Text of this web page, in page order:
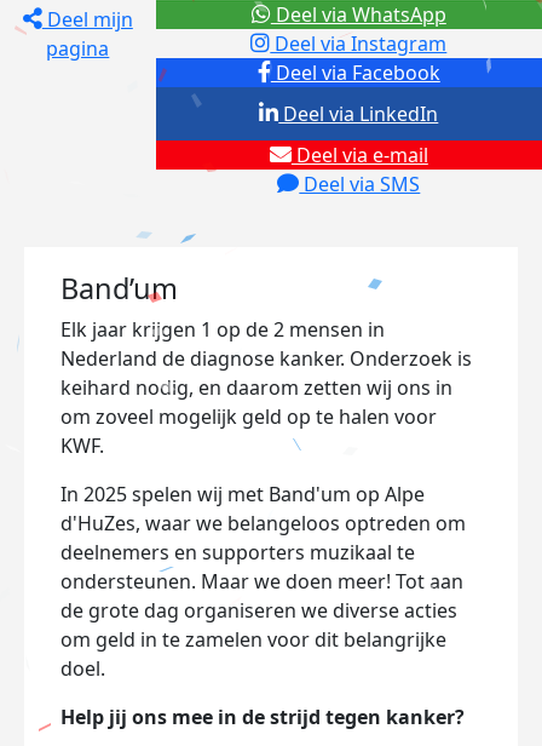
Deel mijn
pagina
Deel via Facebook
Deel via Instagram
Deel via e-mail
Deel via SMS
Deel via LinkedIn
Deel via WhatsApp
Band’um
Elk jaar krijgen 1 op de 2 mensen in
Nederland de diagnose kanker. Onderzoek is
keihard nodig, en daarom zetten wij ons in
om zoveel mogelijk geld op te halen voor
KWF.
In 2025 spelen wij met Band'um op Alpe
d'HuZes, waar we belangeloos optreden om
deelnemers en supporters muzikaal te
ondersteunen. Maar we doen meer! Tot aan
de grote dag organiseren we diverse acties
om geld in te zamelen voor dit belangrijke
doel.
Help jij ons mee in de strijd tegen kanker?